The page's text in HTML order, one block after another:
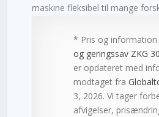
maskine fleksibel til mange
* Pris og information
og geringssav ZKG
er opdateret med
modtaget fra
3, 2026. Vi tager
afvigelser,